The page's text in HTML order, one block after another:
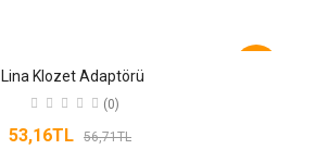
Lina Klozet Adaptörü
(0)
53,16TL 56,71TL